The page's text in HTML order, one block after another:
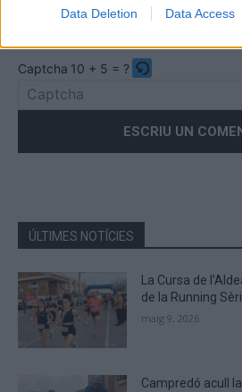
Data Deletion Data Access
Deseu el meu nom, el correu
Captcha 10 + 5 = ?
the
the
CAPTCHA
to
verify
that
you
ÚLTIMES NOTÍCIES
La Cursa de
de la Running
maig 9, 2026
Campredó acull